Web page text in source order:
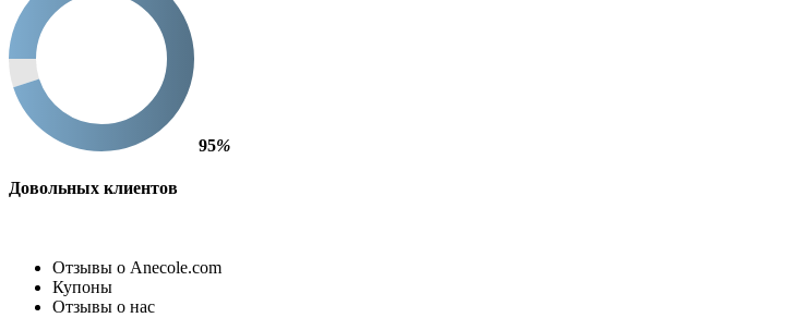
95%
Довольных клиентов
Отзывы о Anecole.com
Купоны
Отзывы о нас